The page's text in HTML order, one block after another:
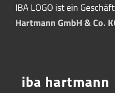
IBA LOGO ist ein
Hartmann GmbH & Co.